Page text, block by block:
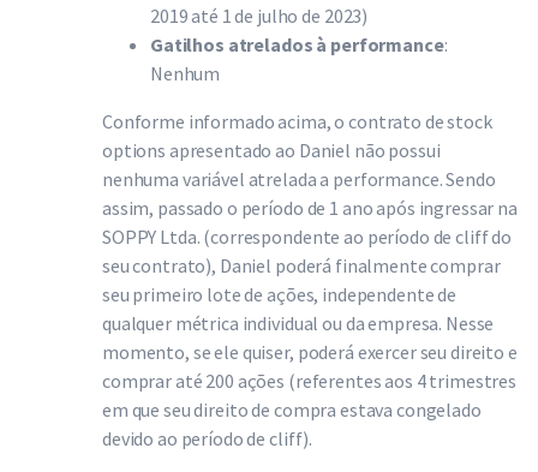
2019 até 1 de julho de 2023)
Gatilhos atrelados à performance:
Nenhum
Conforme informado acima, o contrato de stock
options apresentado ao Daniel não possui
nenhuma variável atrelada a performance. Sendo
assim, passado o período de 1 ano após ingressar na
SOPPY Ltda. (correspondente ao período de cliff do
seu contrato), Daniel poderá finalmente comprar
seu primeiro lote de ações, independente de
qualquer métrica individual ou da empresa. Nesse
momento, se ele quiser, poderá exercer seu direito e
comprar até 200 ações (referentes aos 4 trimestres
em que seu direito de compra estava congelado
devido ao período de cliff).